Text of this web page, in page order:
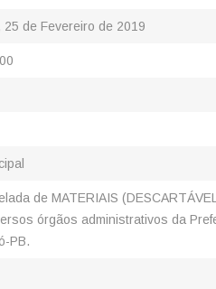
25 de Fevereiro de 2019
de MATERIAIS
órgãos administrativos da
PB.